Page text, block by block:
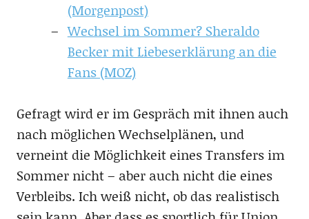
(Morgenpost)
Wechsel im Sommer? Sheraldo
Becker mit Liebeserklärung an die
Fans (MOZ)
Gefragt wird er im Gespräch mit ihnen auch
nach möglichen Wechselplänen, und
verneint die Möglichkeit eines Transfers im
Sommer nicht – aber auch nicht die eines
Verbleibs. Ich weiß nicht, ob das realistisch